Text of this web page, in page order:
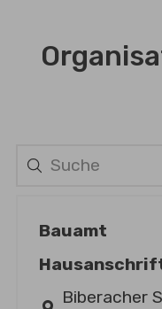
Bauamt
Biberacher